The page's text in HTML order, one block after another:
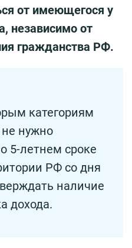
от имеющегося у
независимо от
гражданства РФ.
категориям
нужно
5-летнем сроке
РФ со дня
наличие
дохода.